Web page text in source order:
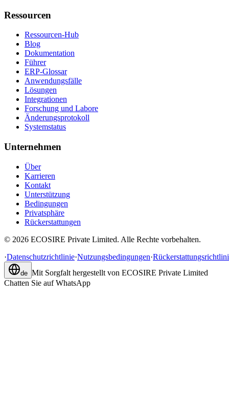
Ressourcen
Ressourcen-Hub
Blog
Dokumentation
Führer
ERP-Glossar
Anwendungsfälle
Lösungen
Integrationen
Forschung und Labore
Änderungsprotokoll
Systemstatus
Unternehmen
Über
Karrieren
Kontakt
Unterstützung
Bedingungen
Privatsphäre
Rückerstattungen
© 2026 ECOSIRE Private Limited. Alle Rechte vorbehalten.
·Datenschutzrichtlinie·Nutzungsbedingungen·
de Mit Sorgfalt hergestellt von ECOSIRE Private Limited
Chatten Sie auf WhatsApp